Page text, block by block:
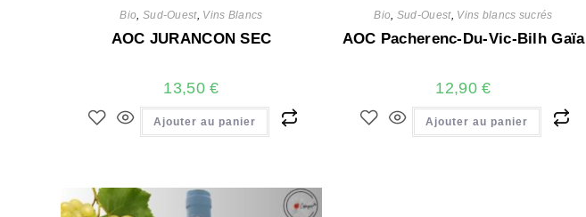
Bio Sud-Ouest, Vins Blancs
AOC JURANCON SEC
13,50€
Ajouter au panier
Bio Sud-Ouest, Vins blancs sucrés
AOC Pacherenc-Du-Vic-Bilh Gaïa
12,90€
Ajouter au panier